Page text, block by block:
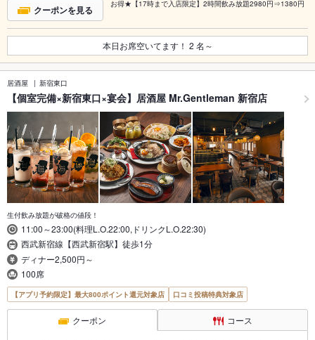
クーポンを見る お得★【17時まで入店限定】2時間飲み放題2980円⇒1380円
本日お席空いてます！ 2 名～
居酒屋 新宿東口
【個室完備×新宿東口×宴会】居酒屋 Mr.Gentleman 新宿店
生付飲み放題が破格の値段！
11:00～23:00(料理L.O.22:00,ドリンクL.O.22:30)
西武新宿線【西武新宿駅】徒歩1分
ディナー2,500円～
100席
【アプリ予約限定】最大800ポイント還元対象店 口コミ投稿特典対象店
クーポン コース